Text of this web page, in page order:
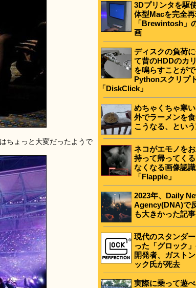
ちょっと大変だったようで
3Dプリンタを駆
体型Macを完全
「Brewintosh」
画
ディスクの負荷
て昔のHDDのカ
を鳴らすことが
Pythonスクリプト
「DiskClick」
めちゃくちゃ寒
外でラーメンを
こうなる、とい
ネコがエモノを
持って帰ってく
なくなる画像認
「Flappie」
2023年、Daily
Agency(DNA)で
も大きかった記
現代のスタンダ
った「グロック
開発者、ガスト
ック氏が死去
実際に乗って遊